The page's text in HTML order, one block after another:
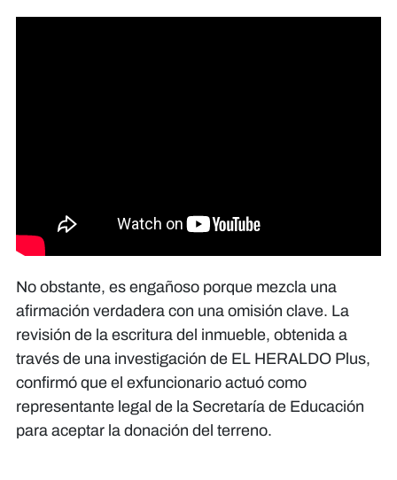
No obstante, es engañoso porque mezcla una
afirmación verdadera con una omisión clave. La
revisión de la escritura del inmueble, obtenida a
través de una investigación de EL HERALDO Plus,
confirmó que el exfuncionario actuó como
representante legal de la Secretaría de Educación
para aceptar la donación del terreno.